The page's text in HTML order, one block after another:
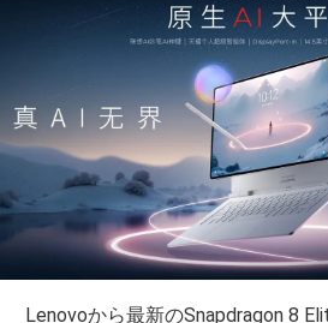
Lenovoから最新のSnapdragon 8